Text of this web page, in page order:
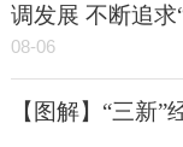
调发展 不断追求
08-06
【图解】“三新